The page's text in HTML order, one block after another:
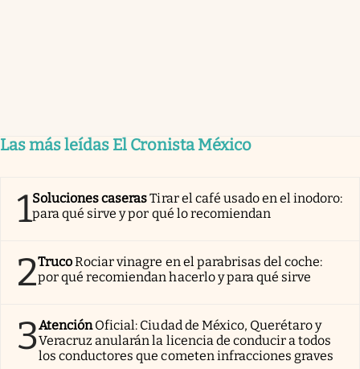
Las más leídas El Cronista México
1Soluciones caserasTirar el café usado en el inodoro:
para qué sirve y por qué lo recomiendan
2TrucoRociar vinagre en el parabrisas del coche:
por qué recomiendan hacerlo y para qué sirve
3AtenciónOficial: Ciudad de México, Querétaro y
Veracruz anularán la licencia de conducir a todos
los conductores que cometen infracciones graves